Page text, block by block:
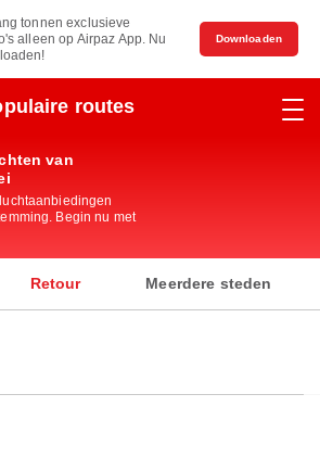
tonnen exclusieve
alleen op Airpaz App. Nu
Downloaden
routes
van
Begin nu met
Retour Meerdere steden